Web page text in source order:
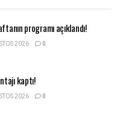
programı açıklandı!
2026 0
kaptı!
2026 0